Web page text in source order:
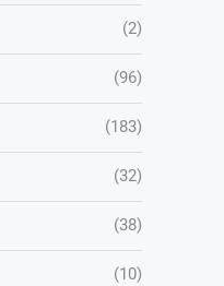
(2)
(96)
(183)
(32)
(38)
(10)